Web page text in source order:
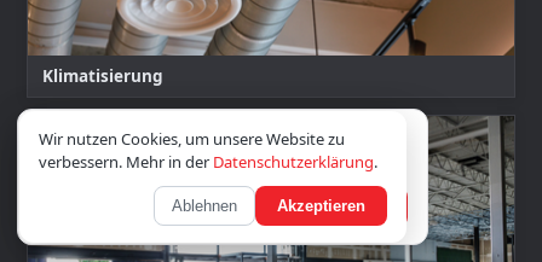
Klimatisierung
Wir nutzen Cookies, um unsere Website zu
verbessern. Mehr in der Datenschutzerklärung.
Ablehnen Akzeptieren
Wir verwenden Cookies; optionale Inhalte laden
erst nach Zustimmung.Datenschutz
Nur notwendige Akzeptieren